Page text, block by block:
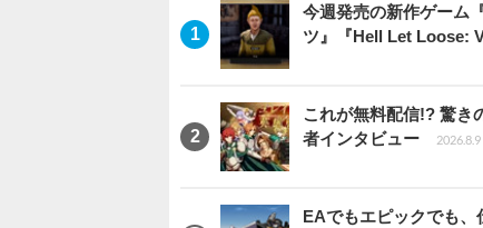
今週発売の新作ゲーム
ツ』『Hell Let Loose:
これが無料配信!? 驚き
者インタビュー
EAでもエピックでも